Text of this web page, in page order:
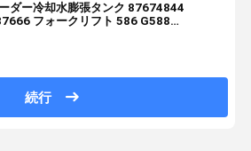
ダー冷却水膨張タンク 87674844
フォークリフト 586 G588
続行